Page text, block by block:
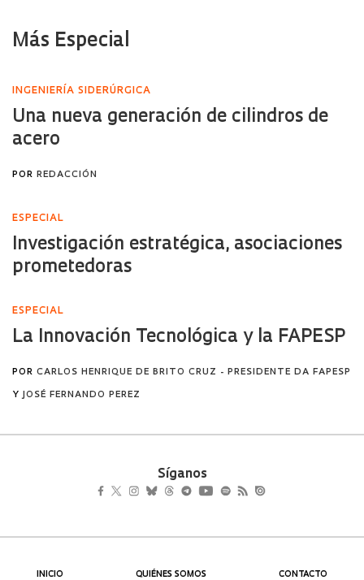
Síganos
INICIO QUIÉNES SOMOS CONTACTO